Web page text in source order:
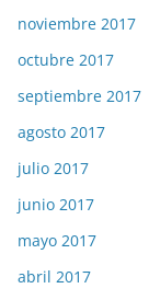
noviembre 2017
octubre 2017
septiembre 2017
agosto 2017
julio 2017
junio 2017
mayo 2017
abril 2017